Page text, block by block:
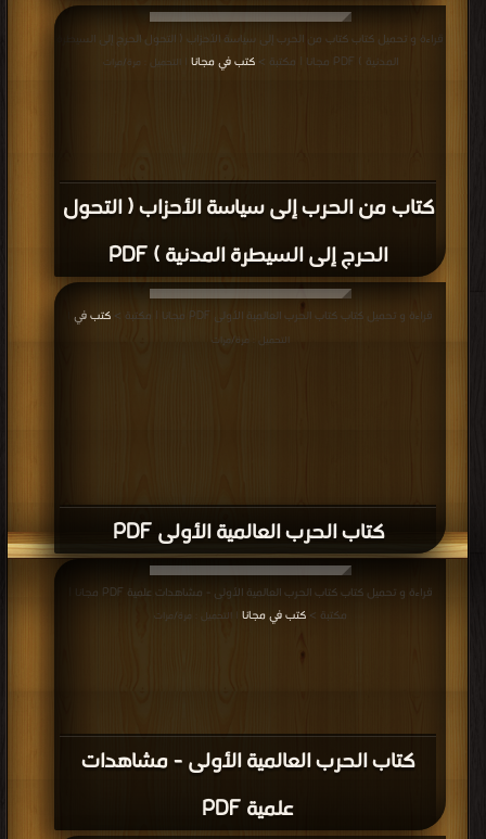
كتاب من الحرب إلى سياسة الأحزاب ( التحول
الحرج إلى السيطرة المدنية ) PDF
قراءة و تحميل كتاب كتاب من الحرب إلى سياسة الأحزاب ( التحول الحرج إلى السيطرة
المدنية ) PDF مجانا | مكتبة >
كتب في مجانا | التحميل : مرة/مرات
كتاب الحرب العالمية الأولى PDF
قراءة و تحميل كتاب كتاب الحرب العالمية الأولى PDF مجانا | مكتبة > كتب في
التحميل : مرة/مرات
كتاب الحرب العالمية الأولى - مشاهدات
علمية PDF
قراءة و تحميل كتاب كتاب الحرب العالمية الأولى - مشاهدات علمية PDF مجانا |
مكتبة >كتب في مجانا | التحميل : مرة/مرات